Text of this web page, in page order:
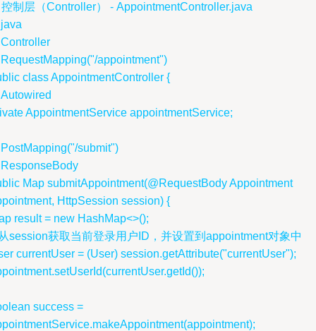
制层（Controller） - AppointmentController.java
java
appointment")
class AppointmentController {
AppointmentService appointmentService;
submit")
Map submitAppointment(@RequestBody Appointment
HttpSession session) {
result = new HashMap<>();
session获取当前登录用户ID，并设置到appointment对象中
currentUser = (User) session.getAttribute("currentUser");
success =